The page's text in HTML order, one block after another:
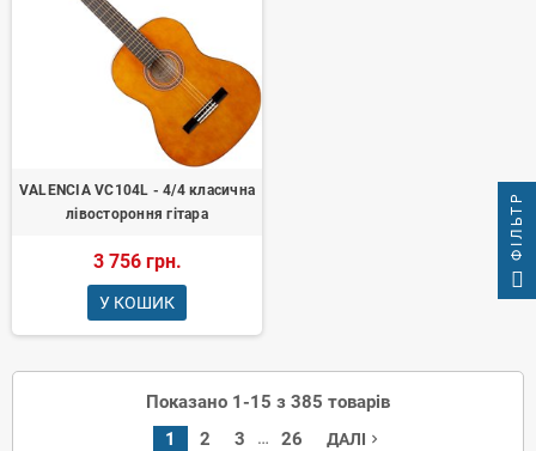
VALENCIA VC104L - 4/4 класична
лівостороння гітара
3 756 грн.
У КОШИК
Показано 1-15 з 385 товарів
1
2 3 … 26 ДАЛІ navigate_next
ФІЛЬТР